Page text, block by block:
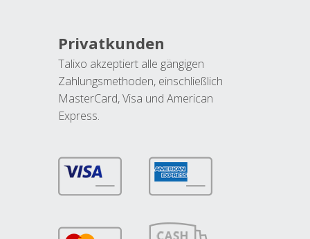
Privatkunden
Talixo akzeptiert alle gängigen
Zahlungsmethoden, einschließlich
MasterCard, Visa und American
Express.